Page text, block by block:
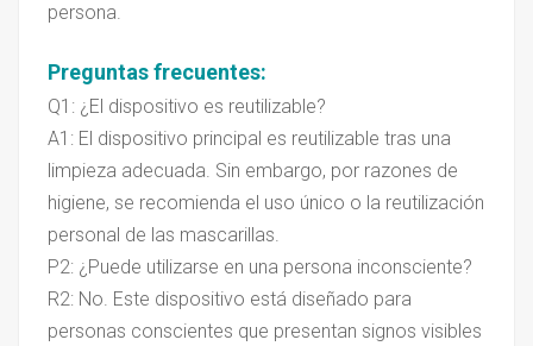
persona.
Preguntas frecuentes:
Q1: ¿El dispositivo es reutilizable?
A1: El dispositivo principal es reutilizable tras una
limpieza adecuada. Sin embargo, por razones de
higiene, se recomienda el uso único o la reutilización
personal de las mascarillas.
P2: ¿Puede utilizarse en una persona inconsciente?
R2: No. Este dispositivo está diseñado para
personas conscientes que presentan signos visibles